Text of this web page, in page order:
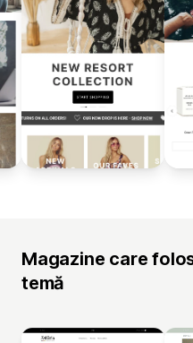
Magazine care
temă